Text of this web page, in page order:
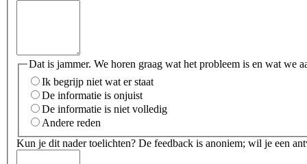
Dat is jammer. We horen graag wat het probleem is en wat we
Ik begrijp niet wat er staat
De informatie is onjuist
De informatie is niet volledig
Andere reden
Kun je dit nader toelichten? De feedback is anoniem; wil je een